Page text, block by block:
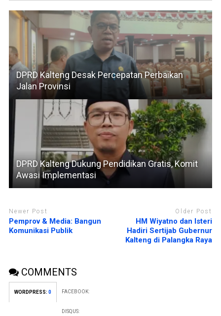
DPRD Kalteng Desak Percepatan Perbaikan
Jalan Provinsi
DPRD Kalteng Dukung Pendidikan Gratis, Komit
Awasi Implementasi
Newer Post
Pemprov & Media: Bangun
Komunikasi Publik
Older Post
HM Wiyatno dan Isteri
Hadiri Sertijab Gubernur
Kalteng di Palangka Raya
COMMENTS
WORDPRESS: 0 FACEBOOK:
DISQUS: